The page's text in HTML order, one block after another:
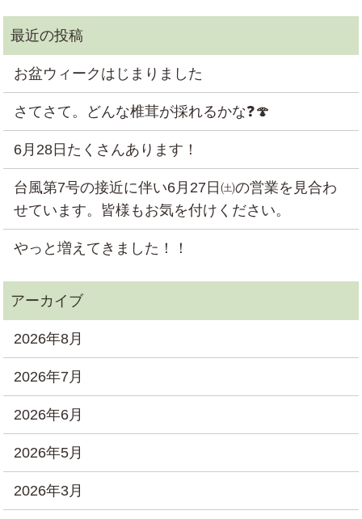
お盆ウィークはじまりました
さてさて。どんな椎茸が採れるかな❓🍄
6月28日たくさんあります！
台風第7号の接近に伴い6月27日㈯の営業を見合わ
せています。皆様もお気を付けください。
やっと増えてきました！！
2026年8月
2026年7月
2026年6月
2026年5月
2026年3月